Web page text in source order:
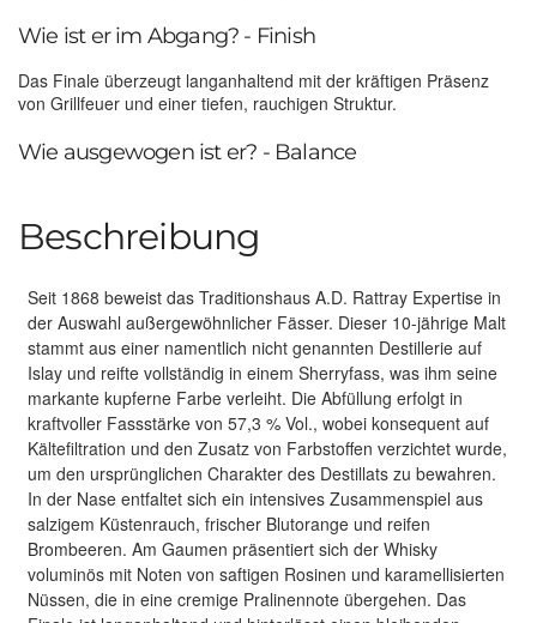
Wie ist er im Abgang? - Finish
Das Finale überzeugt langanhaltend mit der kräftigen Präsenz
von Grillfeuer und einer tiefen, rauchigen Struktur.
Wie ausgewogen ist er? - Balance
Beschreibung
Seit 1868 beweist das Traditionshaus A.D. Rattray Expertise in
der Auswahl außergewöhnlicher Fässer. Dieser 10-jährige Malt
stammt aus einer namentlich nicht genannten Destillerie auf
Islay und reifte vollständig in einem Sherryfass, was ihm seine
markante kupferne Farbe verleiht. Die Abfüllung erfolgt in
kraftvoller Fassstärke von 57,3 % Vol., wobei konsequent auf
Kältefiltration und den Zusatz von Farbstoffen verzichtet wurde,
um den ursprünglichen Charakter des Destillats zu bewahren.
In der Nase entfaltet sich ein intensives Zusammenspiel aus
salzigem Küstenrauch, frischer Blutorange und reifen
Brombeeren. Am Gaumen präsentiert sich der Whisky
voluminös mit Noten von saftigen Rosinen und karamellisierten
Nüssen, die in eine cremige Pralinennote übergehen. Das